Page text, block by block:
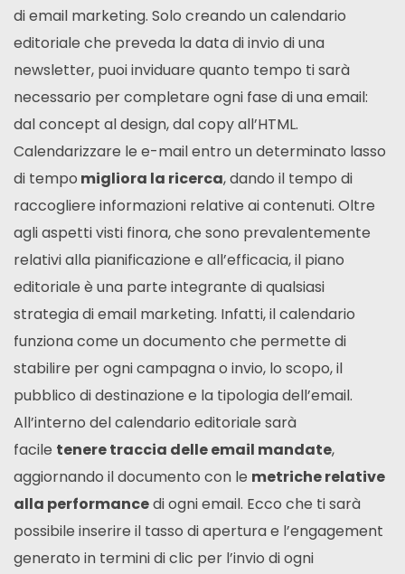
di email marketing. Solo creando un calendario
editoriale che preveda la data di invio di una
newsletter, puoi inviduare quanto tempo ti sarà
necessario per completare ogni fase di una email:
dal concept al design, dal copy all’HTML.
Calendarizzare le e-mail entro un determinato lasso
di tempo migliora la ricerca, dando il tempo di
raccogliere informazioni relative ai contenuti. Oltre
agli aspetti visti finora, che sono prevalentemente
relativi alla pianificazione e all’efficacia, il piano
editoriale è una parte integrante di qualsiasi
strategia di email marketing. Infatti, il calendario
funziona come un documento che permette di
stabilire per ogni campagna o invio, lo scopo, il
pubblico di destinazione e la tipologia dell’email.
All’interno del calendario editoriale sarà
facile tenere traccia delle email mandate,
aggiornando il documento con le metriche relative
alla performancedi ogni email. Ecco che ti sarà
possibile inserire il tasso di apertura e l’engagement
generato in termini di clic per l’invio di ogni